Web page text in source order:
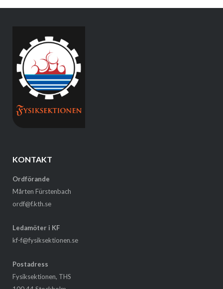
KONTAKT
Ordförande
Mårten Fürstenbach
ordf@f.kth.se
Ledamöter i KF
kf-f@fysiksektionen.se
Postadress
Fysiksektionen, THS